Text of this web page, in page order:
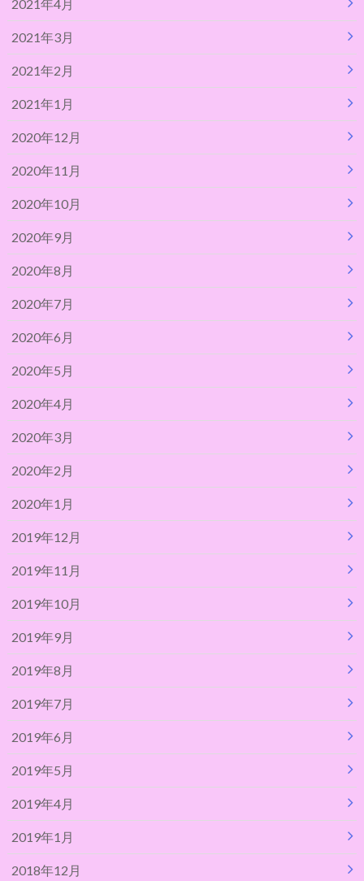
2021年4月
2021年3月
2021年2月
2021年1月
2020年12月
2020年11月
2020年10月
2020年9月
2020年8月
2020年7月
2020年6月
2020年5月
2020年4月
2020年3月
2020年2月
2020年1月
2019年12月
2019年11月
2019年10月
2019年9月
2019年8月
2019年7月
2019年6月
2019年5月
2019年4月
2019年1月
2018年12月